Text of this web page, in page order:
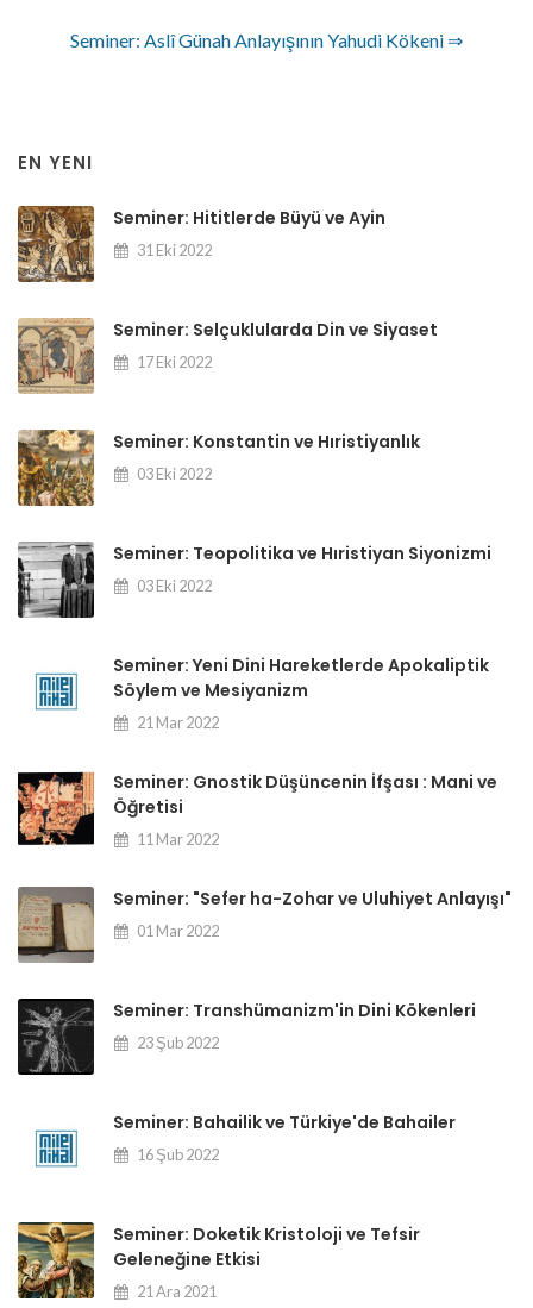
Seminer: Aslî Günah Anlayışının Yahudi Kökeni ⇒
EN YENI
Seminer: Hititlerde Büyü ve Ayin
31 Eki 2022
Seminer: Selçuklularda Din ve Siyaset
17 Eki 2022
Seminer: Konstantin ve Hıristiyanlık
03 Eki 2022
Seminer: Teopolitika ve Hıristiyan Siyonizmi
03 Eki 2022
Seminer: Yeni Dini Hareketlerde Apokaliptik
Söylem ve Mesiyanizm
21 Mar 2022
Seminer: Gnostik Düşüncenin İfşası : Mani ve
Öğretisi
11 Mar 2022
Seminer: "Sefer ha-Zohar ve Uluhiyet Anlayışı"
01 Mar 2022
Seminer: Transhümanizm'in Dini Kökenleri
23 Şub 2022
Seminer: Bahailik ve Türkiye'de Bahailer
16 Şub 2022
Seminer: Doketik Kristoloji ve Tefsir
Geleneğine Etkisi
21 Ara 2021